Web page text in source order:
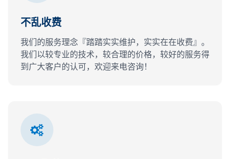
不乱收费
我们的服务理念『踏踏实实维护，实实在在收费』。
我们以较专业的技术，较合理的价格，较好的服务得
到广大客户的认可，欢迎来电咨询！